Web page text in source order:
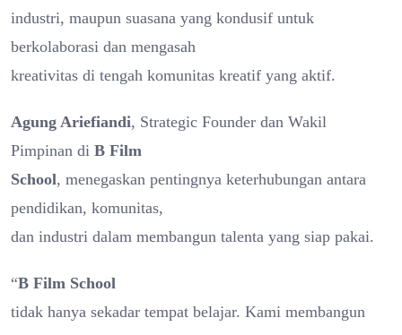
industri, maupun suasana yang kondusif untuk
berkolaborasi dan mengasah
kreativitas di tengah komunitas kreatif yang aktif.
Agung Ariefiandi, Strategic Founder dan Wakil
Pimpinan di B Film
School, menegaskan pentingnya keterhubungan antara
pendidikan, komunitas,
dan industri dalam membangun talenta yang siap pakai.
“B Film School
tidak hanya sekadar tempat belajar. Kami membangun